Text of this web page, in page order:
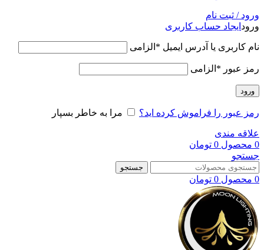
ورود / ثبت نام
ورود ایجاد حساب کاربری
نام کاربری یا آدرس ایمیل * الزامی
رمز عبور * الزامی
ورود
رمز عبور را فراموش کرده اید؟ مرا به خاطر بسپار
علاقه مندی
0 محصول 0 تومان
جستجو
جستجو
0 محصول 0 تومان